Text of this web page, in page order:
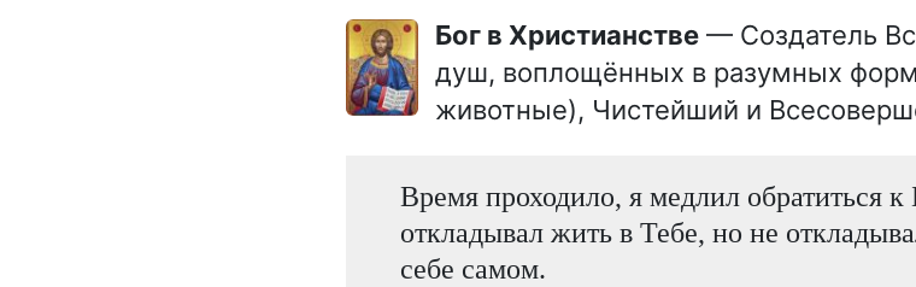
Бог в Христианстве — Создатель
душ, воплощённых в разумных
животные), Чистейший и
Время проходило, я медлил обратиться к
откладывал жить в Тебе, но не
себе самом.